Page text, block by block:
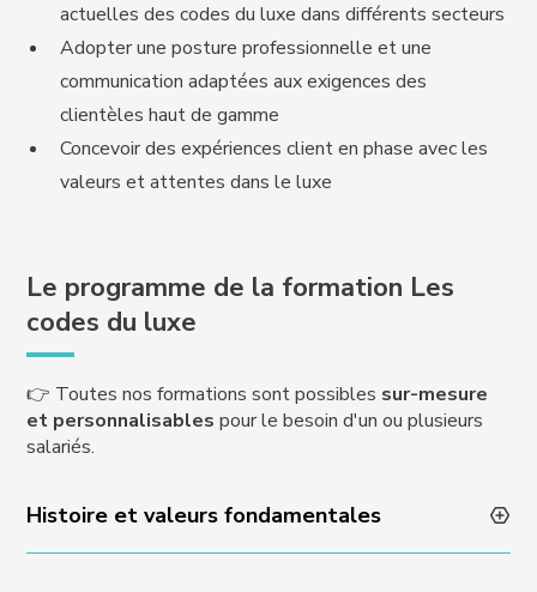
actuelles des codes du luxe dans différents secteurs
Adopter une posture professionnelle et une
communication adaptées aux exigences des
clientèles haut de gamme
Concevoir des expériences client en phase avec les
valeurs et attentes dans le luxe
Le programme de la formation Les
codes du luxe
👉 Toutes nos formations sont possibles sur-mesure
et personnalisables pour le besoin d'un ou plusieurs
salariés.
Histoire et valeurs fondamentales